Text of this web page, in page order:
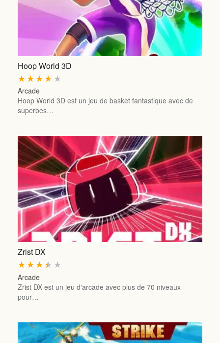
Hoop World 3D
★
★
★
★
★
Arcade
Hoop World 3D est un jeu de basket fantastique avec de
superbes…
Zrist DX
★
★
★
★
★
Arcade
Zrist DX est un jeu d'arcade avec plus de 70 niveaux
pour…